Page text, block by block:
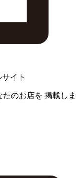
イト
たのお店を 掲載しま